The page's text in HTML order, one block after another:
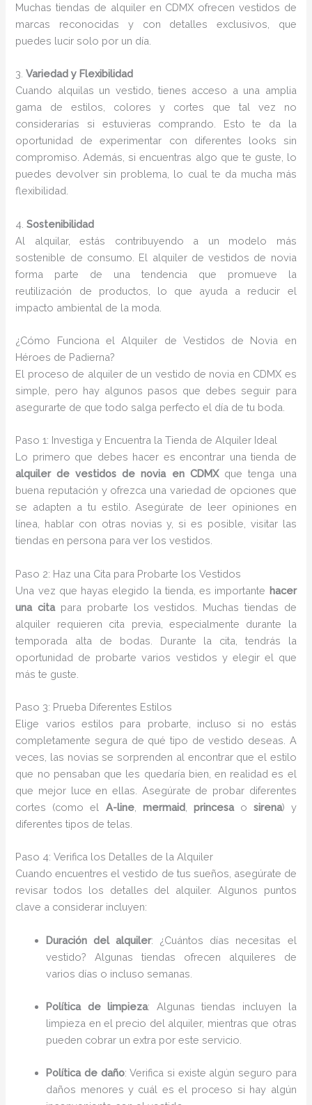
Muchas tiendas de alquiler en CDMX ofrecen vestidos de
marcas reconocidas y con detalles exclusivos, que
puedes lucir solo por un día.
3.Variedad y Flexibilidad
Cuando alquilas un vestido, tienes acceso a una amplia
gama de estilos, colores y cortes que tal vez no
considerarías si estuvieras comprando. Esto te da la
oportunidad de experimentar con diferentes looks sin
compromiso. Además, si encuentras algo que te guste, lo
puedes devolver sin problema, lo cual te da mucha más
flexibilidad.
4.Sostenibilidad
Al alquilar, estás contribuyendo a un modelo más
sostenible de consumo. El alquiler de vestidos de novia
forma parte de una tendencia que promueve la
reutilización de productos, lo que ayuda a reducir el
impacto ambiental de la moda.
¿Cómo Funciona el Alquiler de Vestidos de Novia en
Héroes de Padierna?
El proceso de alquiler de un vestido de novia en CDMX es
simple, pero hay algunos pasos que debes seguir para
asegurarte de que todo salga perfecto el día de tu boda.
Paso 1: Investiga y Encuentra la Tienda de Alquiler Ideal
Lo primero que debes hacer es encontrar una tienda de
alquiler de vestidos de novia en CDMXque tenga una
buena reputación y ofrezca una variedad de opciones que
se adapten a tu estilo. Asegúrate de leer opiniones en
línea, hablar con otras novias y, si es posible, visitar las
tiendas en persona para ver los vestidos.
Paso 2: Haz una Cita para Probarte los Vestidos
Una vez que hayas elegido la tienda, es importante hacer
una citapara probarte los vestidos. Muchas tiendas de
alquiler requieren cita previa, especialmente durante la
temporada alta de bodas. Durante la cita, tendrás la
oportunidad de probarte varios vestidos y elegir el que
más te guste.
Paso 3: Prueba Diferentes Estilos
Elige varios estilos para probarte, incluso si no estás
completamente segura de qué tipo de vestido deseas. A
veces, las novias se sorprenden al encontrar que el estilo
que no pensaban que les quedaría bien, en realidad es el
que mejor luce en ellas. Asegúrate de probar diferentes
cortes (como el A-line, mermaid, princesao sirena) y
diferentes tipos de telas.
Paso 4: Verifica los Detalles de la Alquiler
Cuando encuentres el vestido de tus sueños, asegúrate de
revisar todos los detalles del alquiler. Algunos puntos
clave a considerar incluyen:
Duración del alquiler: ¿Cuántos días necesitas el
vestido? Algunas tiendas ofrecen alquileres de
varios días o incluso semanas.
Política de limpieza: Algunas tiendas incluyen la
limpieza en el precio del alquiler, mientras que otras
pueden cobrar un extra por este servicio.
Política de daño: Verifica si existe algún seguro para
daños menores y cuál es el proceso si hay algún